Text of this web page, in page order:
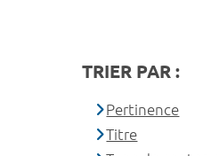
TRIER PAR :
Pertinence
Titre